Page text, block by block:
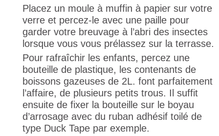
Placez un moule à muffin à papier sur votre
verre et percez-le avec une paille pour
garder votre breuvage à l’abri des insectes
lorsque vous vous prélassez sur la terrasse.
Pour rafraîchir les enfants, percez une
bouteille de plastique, les contenants de
boissons gazeuses de 2L. font parfaitement
l’affaire, de plusieurs petits trous. Il suffit
ensuite de fixer la bouteille sur le boyau
d’arrosage avec du ruban adhésif toilé de
type Duck Tape par exemple.